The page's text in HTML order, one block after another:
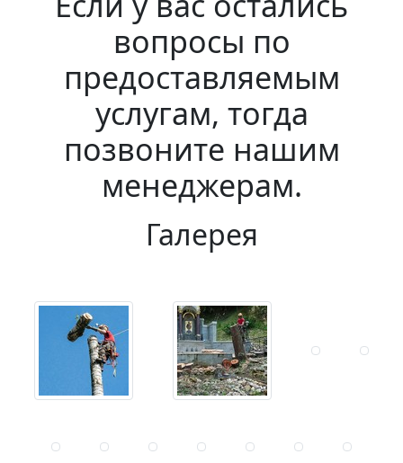
вопросы по
предоставляемым
услугам, тогда
позвоните нашим
менеджерам.
Галерея